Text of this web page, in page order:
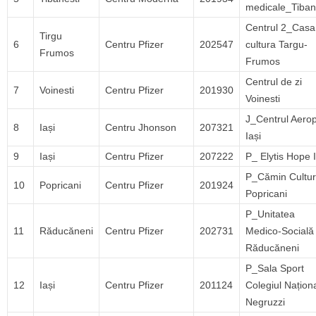
6
Tirgu
Frumos
Centru Pfizer 202547
Centrul
cultura Targu-
Frumos
7 Voinesti Centru Pfizer 201930
Centrul de zi
Voinesti
8 Iași Centru Jhonson 207321
J_Centrul
Iași
9
Iași Centru Pfizer 207222 P_ Elytis Hope
10 Popricani Centru Pfizer 201924
P_Cămin
Popricani
11 Răducăneni Centru Pfizer 202731
P_Unitatea
Medico-Socială
Răducăneni
12 Iași Centru Pfizer 201124
P_Sala Sport
Colegiul
Negruzzi